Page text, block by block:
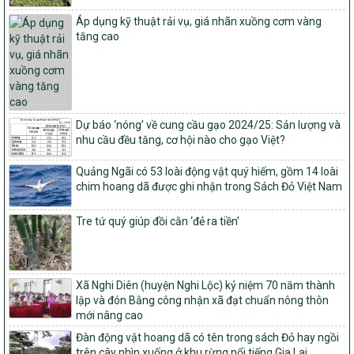
số: 19/2026/QĐ-TTg
Quy định điều kiện, trình tự, thủ tục, hồ sơ xét, công nhận, công bố
và thu hồi quyết định công nhận xã đạt chuẩn nông thôn mới, xã
đạt nông thôn mới hiện đại và tỉnh, thành phố hoàn thành nhiệm
vụ xây dựng nông thôn mới giai đoạn 2026 – 2030
Quyết định số 16/2026/QĐ-TTg
Quy định nguyên tắc, tiêu chí, định mức phân bổ ngân sách trung
ương và tỉ lệ vốn đối ứng ngân sách của địa phương thực hiện
Chương trình mục tiêu quốc gia xây dựng nông thôn mới, giảm
nghèo bền vững và phát triển kinh tế – xã hội vùng đồng bào dân
tộc thiểu số và miền núi giai đoạn 2026 – 2030
1451/QĐ-UBND
Phê duyệt danh sách các xã thuộc nhóm 1, nhóm 2, nhóm 3
trong xây dựng nông thôn mới giai đoạn 2026-2030 trên địa bàn
tỉnh Nghệ An
103/PTNT-NTM
Về việc đăng ký thực hiện Dự án liên kết theo chuỗi giá trị thuộc
Dự án 2 – Chương trình Mục tiêu quốc gia Giảm nghèo bền vững
giai đoạn 2021-2025 được kéo dài sang năm 2026
827/QĐ-BNNMT
Áp dụng kỹ thuật rải vụ, giá nhãn xuồng cơm vàng
tăng cao
Dự báo ‘nóng’ về cung cầu gạo 2024/25: Sản lượng và
nhu cầu đều tăng, cơ hội nào cho gạo Việt?
Quảng Ngãi có 53 loài động vật quý hiếm, gồm 14 loài
chim hoang dã được ghi nhận trong Sách Đỏ Việt Nam
Tre tứ quý giúp đồi cằn ‘đẻ ra tiền’
Xã Nghi Diên (huyện Nghi Lộc) kỷ niệm 70 năm thành
lập và đón Bằng công nhận xã đạt chuẩn nông thôn
mới nâng cao
Đàn động vật hoang dã có tên trong sách Đỏ hay ngồi